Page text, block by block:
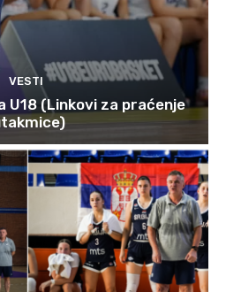
VESTI
U18 (Linkovi za praćenje